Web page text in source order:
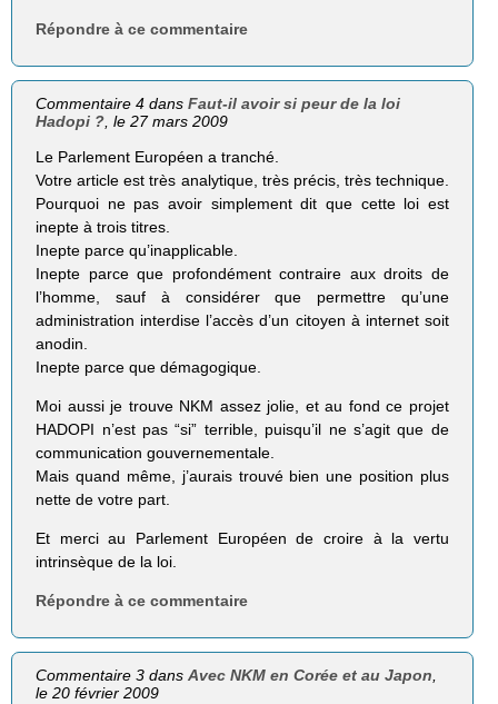
Répondre à ce commentaire
Commentaire 4 dansFaut-il avoir si peur de la loi
Hadopi ? , le 27 mars 2009
Le Parlement Européen a tranché.
Votre article est très analytique, très précis, très technique.
Pourquoi ne pas avoir simplement dit que cette loi est
inepte à trois titres.
Inepte parce qu’inapplicable.
Inepte parce que profondément contraire aux droits de
l’homme, sauf à considérer que permettre qu’une
administration interdise l’accès d’un citoyen à internet soit
anodin.
Inepte parce que démagogique.
Moi aussi je trouve NKM assez jolie, et au fond ce projet
HADOPI n’est pas “si” terrible, puisqu’il ne s’agit que de
communication gouvernementale.
Mais quand même, j’aurais trouvé bien une position plus
nette de votre part.
Et merci au Parlement Européen de croire à la vertu
intrinsèque de la loi.
Répondre à ce commentaire
Commentaire 3 dansAvec NKM en Corée et au Japon,
le 20 février 2009